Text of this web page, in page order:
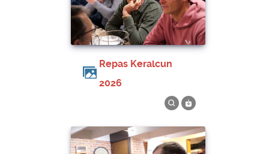
Repas Keralcun
2026